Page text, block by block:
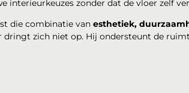
interieurkeuzes zonder dat de vloer zelf
die combinatie van esthetiek,
dringt zich niet op. Hij ondersteunt de